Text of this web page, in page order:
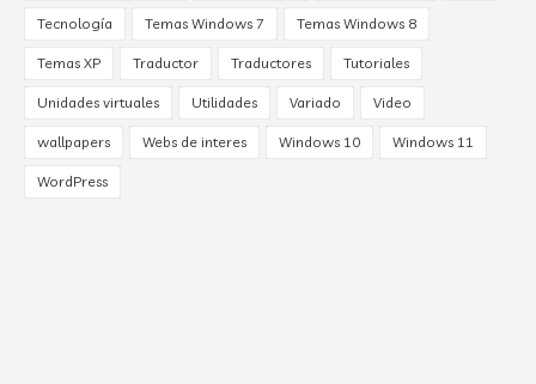
Tecnología Temas Windows 7 Temas Windows 8
Temas XP Traductor Traductores Tutoriales
Unidades virtuales Utilidades Variado Video
wallpapers Webs de interes Windows 10 Windows 11
WordPress